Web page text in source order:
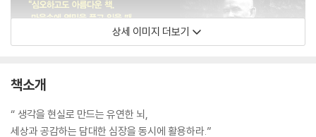
상세 이미지 더보기
책소개
“ 생각을 현실로 만드는 유연한 뇌,
세상과 공감하는 담대한 심장을 동시에 활용하라.”